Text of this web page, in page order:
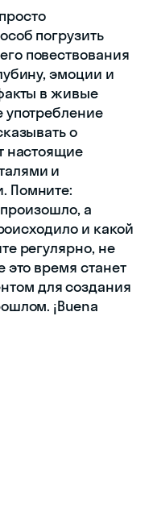
погрузить
повествования
эмоции и
в живые
употребление
о
настоящие
и
Помните:
а
и какой
регулярно, не
это время станет
для создания
¡Buena